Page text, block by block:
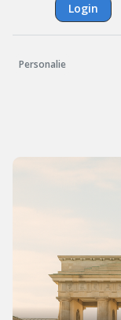
Login
Personalie